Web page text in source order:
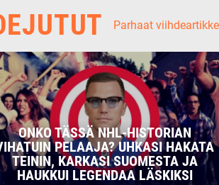
Parhaat
ONKO TÄSSÄ NHL-HISTORIAN
PELAAJA? UHKASI HAKATA
TEININ, KARKASI SUOMESTA JA
HAUKKUI LEGENDAA LÄSKIKSI